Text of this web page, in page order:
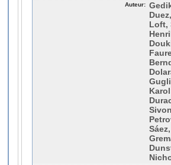
Auteur:
Loft,